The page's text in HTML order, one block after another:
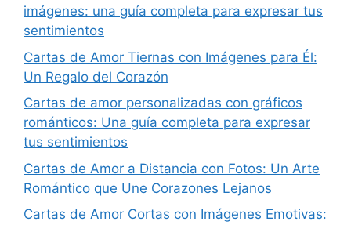
imágenes: una guía completa para expresar tus
sentimientos
Cartas de Amor Tiernas con Imágenes para Él:
Un Regalo del Corazón
Cartas de amor personalizadas con gráficos
románticos: Una guía completa para expresar
tus sentimientos
Cartas de Amor a Distancia con Fotos: Un Arte
Romántico que Une Corazones Lejanos
Cartas de Amor Cortas con Imágenes Emotivas: